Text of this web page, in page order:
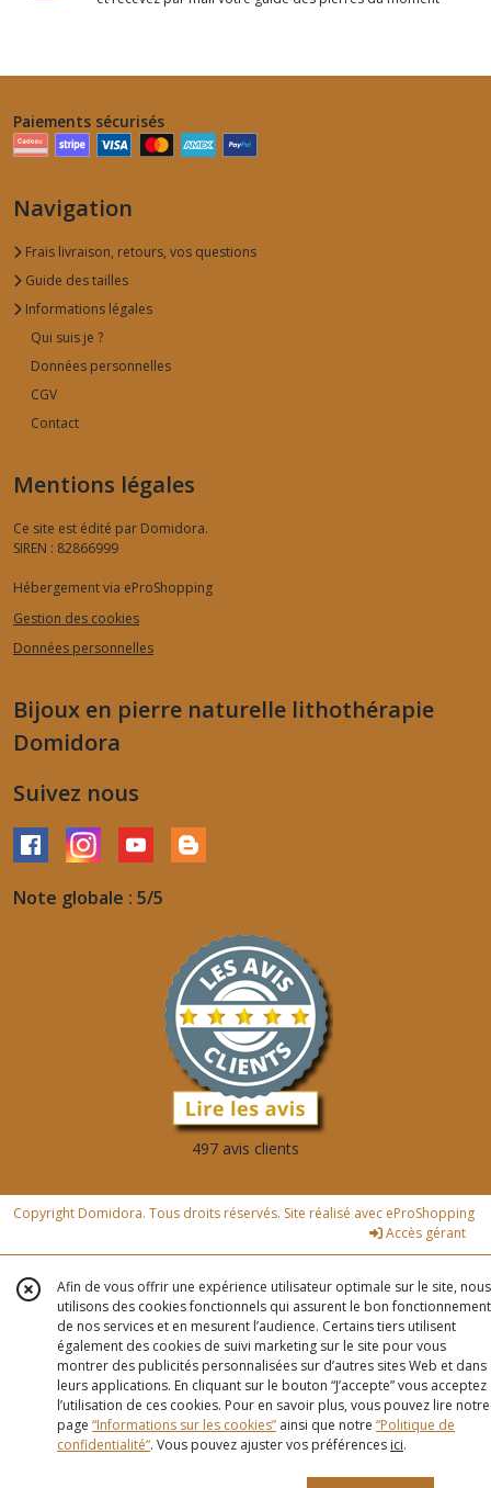
Paiements sécurisés
Navigation
Frais livraison, retours, vos questions
Guide des tailles
Informations légales
Qui suis je ?
Données personnelles
CGV
Contact
Mentions légales
Ce site est édité par Domidora.
SIREN : 82866999
Hébergement via eProShopping
Gestion des cookies
Données personnelles
Bijoux en pierre naturelle lithothérapie
Domidora
Suivez nous
Note globale : 5/5
497 avis clients
Copyright Domidora. Tous droits réservés. Site réalisé avec eProShopping
Accès gérant
Afin de vous offrir une expérience utilisateur optimale sur le site, nous
utilisons des cookies fonctionnels qui assurent le bon fonctionnement
de nos services et en mesurent l’audience. Certains tiers utilisent
également des cookies de suivi marketing sur le site pour vous
montrer des publicités personnalisées sur d’autres sites Web et dans
leurs applications. En cliquant sur le bouton “J’accepte” vous acceptez
l’utilisation de ces cookies. Pour en savoir plus, vous pouvez lire notre
page “Informations sur les cookies” ainsi que notre “Politique de
confidentialité“. Vous pouvez ajuster vos préférences ici.